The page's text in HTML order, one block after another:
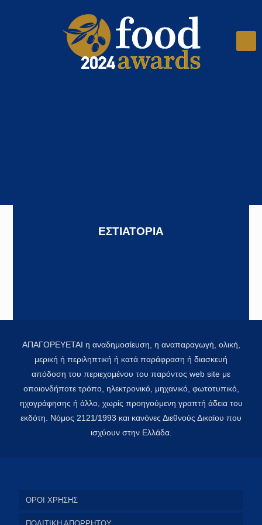
ΕΣΤΙΑΤΟΡΙΑ
ΑΠΑΓΟΡΕΥΕΤΑΙ η αναδημοσίευση, η αναπαραγωγή, ολική,
μερική ή περιληπτική ή κατά παράφραση ή διασκευή
απόδοση του περιεχομένου του παρόντος web site με
οποιονδήποτε τρόπο, ηλεκτρονικό, μηχανικό, φωτοτυπικό,
ηχογράφησης ή άλλο, χωρίς προηγούμενη γραπτή άδεια του
εκδότη. Νόμος 2121/1993 και κανόνες Διεθνούς Δικαίου που
ισχύουν στην Ελλάδα.
ΟΡΟΙ ΧΡΗΣΗΣ